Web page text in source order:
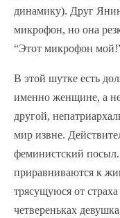
динамику). Друг
микрофон, но она
“Этот микрофон
В этой шутке есть
именно женщине, а
другой,
мир извне.
феминистский
приравниваются к
трясущуюся от
четвереньках